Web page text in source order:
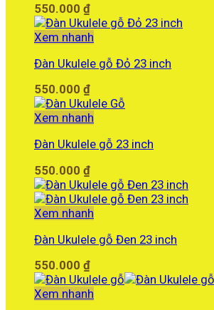
550.000 ₫
Xem nhanh
Đàn Ukulele gỗ Đỏ 23 inch
550.000 ₫
Xem nhanh
Đàn Ukulele gỗ 23 inch
550.000 ₫
Xem nhanh
Đàn Ukulele gỗ Đen 23 inch
550.000 ₫
Xem nhanh